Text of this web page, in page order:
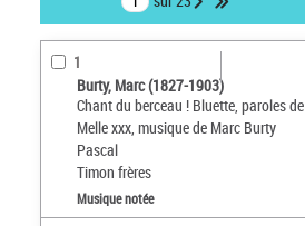
1
Burty, Marc (1827-1903)
Chant du berceau ! Bluette, paroles de
Melle xxx, musique de Marc Burty
Pascal
Timon frères
Musique notée